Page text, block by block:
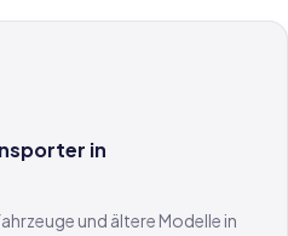
in
und ältere Modelle in